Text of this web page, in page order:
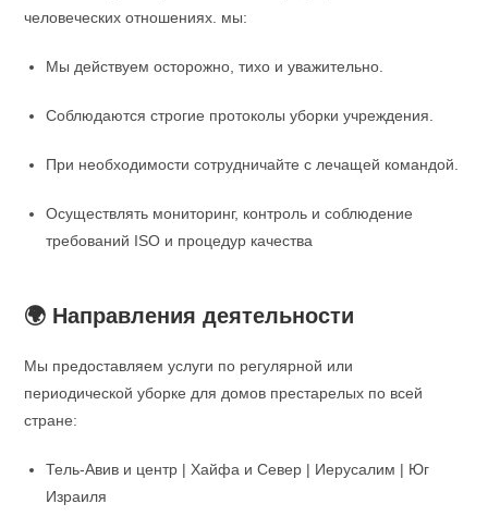
человеческих отношениях. мы:
Мы действуем осторожно, тихо и уважительно.
Соблюдаются строгие протоколы уборки учреждения.
При необходимости сотрудничайте с лечащей командой.
Осуществлять мониторинг, контроль и соблюдение
требований ISO и процедур качества
🌍 Направления деятельности
Мы предоставляем услуги по регулярной или
периодической уборке для домов престарелых по всей
стране:
Тель-Авив и центр | Хайфа и Север | Иерусалим | Юг
Израиля